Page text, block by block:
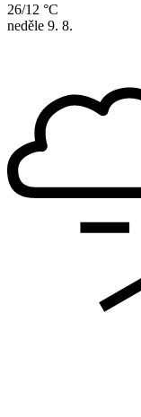
26/12 °C
neděle 9. 8.